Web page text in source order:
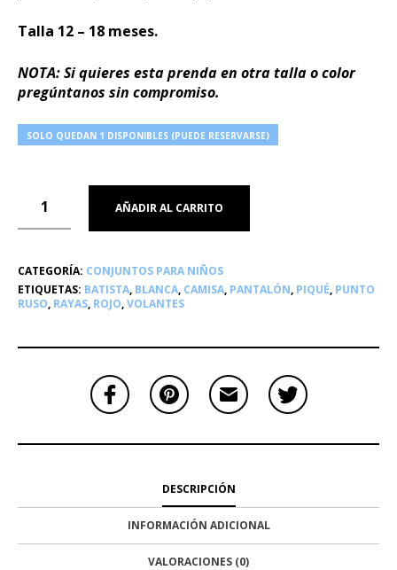
Talla 12 – 18 meses.
NOTA: Si quieres esta prenda en otra talla o color
pregúntanos sin compromiso.
SOLO QUEDAN 1 DISPONIBLES (PUEDE RESERVARSE)
AÑADIR AL CARRITO
CATEGORÍA: CONJUNTOS PARA NIÑOS
ETIQUETAS: BATISTA, BLANCA, CAMISA, PANTALÓN, PIQUÉ, PUNTO
RUSO, RAYAS, ROJO,VOLANTES
DESCRIPCIÓN
INFORMACIÓN ADICIONAL
VALORACIONES (0)